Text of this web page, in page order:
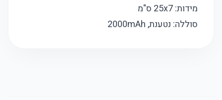
מידות: 25x7 ס"מ
סוללה: נטענת, 2000mAh